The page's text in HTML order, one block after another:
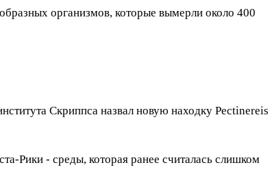
организмов, которые вымерли около 400
Скриппса назвал новую находку Pectinereis
Рики - среды, которая ранее считалась слишком